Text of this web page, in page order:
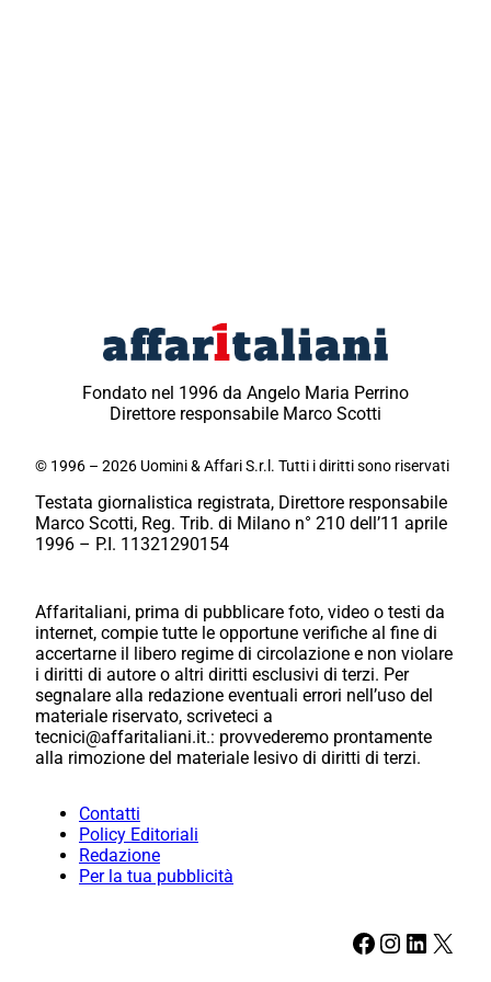
Fondato nel 1996 da Angelo Maria Perrino
Direttore responsabile Marco Scotti
© 1996 – 2026 Uomini & Affari S.r.l. Tutti i diritti sono riservati
Testata giornalistica registrata, Direttore responsabile
Marco Scotti, Reg. Trib. di Milano n° 210 dell’11 aprile
1996 – P.I. 11321290154
Affaritaliani, prima di pubblicare foto, video o testi da
internet, compie tutte le opportune verifiche al fine di
accertarne il libero regime di circolazione e non violare
i diritti di autore o altri diritti esclusivi di terzi. Per
segnalare alla redazione eventuali errori nell’uso del
materiale riservato, scriveteci a
tecnici@affaritaliani.it.: provvederemo prontamente
alla rimozione del materiale lesivo di diritti di terzi.
Contatti
Policy Editoriali
Redazione
Per la tua pubblicità
Facebook Instagram LinkedIn X